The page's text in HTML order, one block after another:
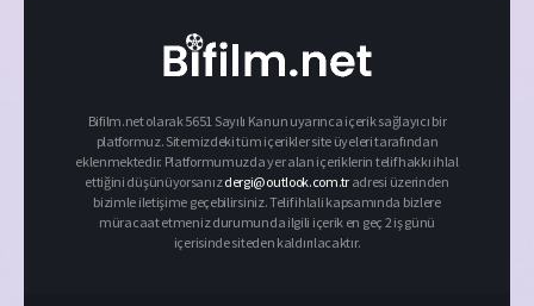
Bifilm.net olarak 5651 Sayılı Kanun uyarınca içerik sağlayıcı bir
platformuz. Sitemizdeki tüm içerikler site üyeleri tarafından
eklenmektedir. Platformumuzda yer alan içeriklerin telif hakkı ihlal
ettiğini düşünüyorsanızdergi@outlook.com.tr adresi üzerinden
bizimle iletişime geçebilirsiniz. Telif ihlali kapsamında bizlere
müracaat etmeniz durumunda ilgili içerik en geç 2 iş günü
içerisinde siteden kaldırılacaktır.